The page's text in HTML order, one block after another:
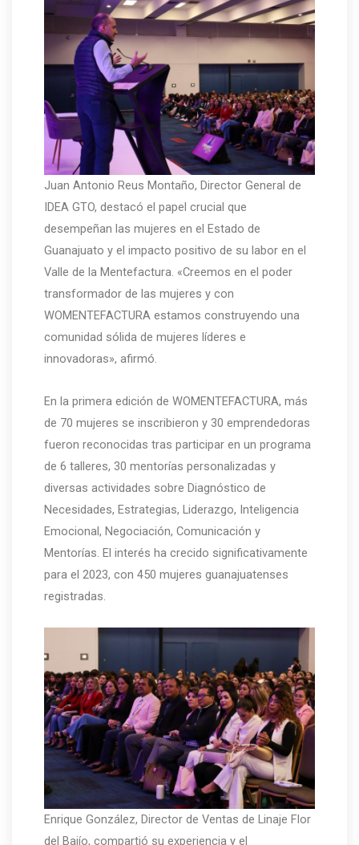
Juan Antonio Reus Montaño, Director General de
IDEA GTO, destacó el papel crucial que
desempeñan las mujeres en el Estado de
Guanajuato y el impacto positivo de su labor en el
Valle de la Mentefactura. «Creemos en el poder
transformador de las mujeres y con
WOMENTEFACTURA estamos construyendo una
comunidad sólida de mujeres líderes e
innovadoras», afirmó.
En la primera edición de WOMENTEFACTURA, más
de 70 mujeres se inscribieron y 30 emprendedoras
fueron reconocidas tras participar en un programa
de 6 talleres, 30 mentorías personalizadas y
diversas actividades sobre Diagnóstico de
Necesidades, Estrategias, Liderazgo, Inteligencia
Emocional, Negociación, Comunicación y
Mentorías. El interés ha crecido significativamente
para el 2023, con 450 mujeres guanajuatenses
registradas.
Enrique González, Director de Ventas de Linaje Flor
del Bajío, compartió su experiencia y el